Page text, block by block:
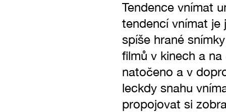
Tendence vnímat
tendencí vnímat je
spíše hrané
filmů v kinech a
natočeno a v
leckdy snahu
propojovat si